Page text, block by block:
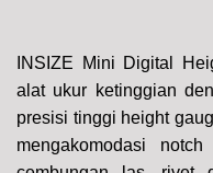
INSIZE Mini Digital
alat ukur ketinggian
presisi tinggi height
mengakomodasi